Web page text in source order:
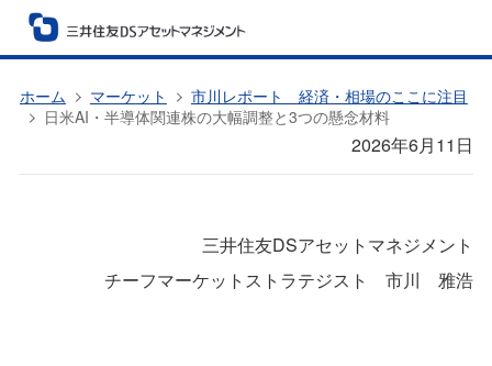
ホーム マーケット
市川レポート 経済・相場のここに注目
日米AI・半導体関連株の大幅調整と3つの懸念材料
2026年6月11日
三井住友DSアセットマネジメント
チーフマーケットストラテジスト 市川 雅浩